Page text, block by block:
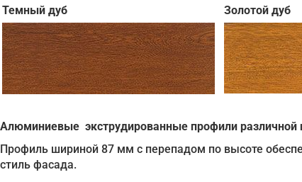
Темный дуб Золотой дуб
Алюминиевые экструдированные профили
Профиль шириной 87 мм с перепадом по высоте
стиль фасада.